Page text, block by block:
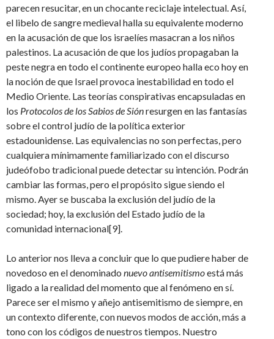
parecen resucitar, en un chocante reciclaje intelectual. Así,
el libelo de sangre medieval halla su equivalente moderno
en la acusación de que los israelíes masacran a los niños
palestinos. La acusación de que los judíos propagaban la
peste negra en todo el continente europeo halla eco hoy en
la noción de que Israel provoca inestabilidad en todo el
Medio Oriente. Las teorías conspirativas encapsuladas en
los Protocolos de los Sabios de Siónresurgen en las fantasías
sobre el control judío de la política exterior
estadounidense. Las equivalencias no son perfectas, pero
cualquiera mínimamente familiarizado con el discurso
judeófobo tradicional puede detectar su intención. Podrán
cambiar las formas, pero el propósito sigue siendo el
mismo. Ayer se buscaba la exclusión del judío de la
sociedad; hoy, la exclusión del Estado judío de la
comunidad internacional[9].
Lo anterior nos lleva a concluir que lo que pudiere haber de
novedoso en el denominado nuevo antisemitismoestá más
ligado a la realidad del momento que al fenómeno en sí.
Parece ser el mismo y añejo antisemitismo de siempre, en
un contexto diferente, con nuevos modos de acción, más a
tono con los códigos de nuestros tiempos. Nuestro